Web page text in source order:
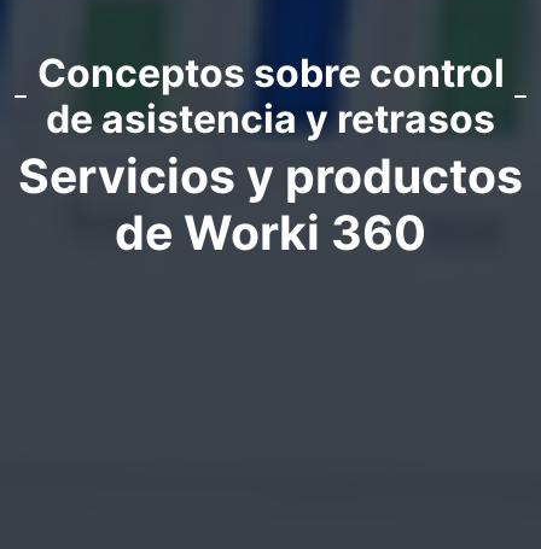
Conceptos sobre control
de asistencia y retrasos
Servicios y productos
de Worki 360